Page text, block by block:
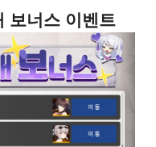
보너스 이벤트